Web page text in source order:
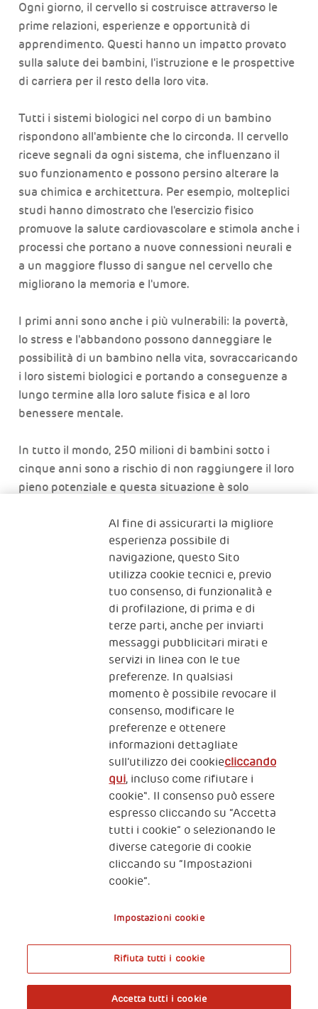
Ogni giorno, il cervello si costruisce attraverso le
prime relazioni, esperienze e opportunità di
apprendimento. Questi hanno un impatto provato
sulla salute dei bambini, l'istruzione e le prospettive
di carriera per il resto della loro vita.
Tutti i sistemi biologici nel corpo di un bambino
rispondono all'ambiente che lo circonda. Il cervello
riceve segnali da ogni sistema, che influenzano il
suo funzionamento e possono persino alterare la
sua chimica e architettura. Per esempio, molteplici
studi hanno dimostrato che l'esercizio fisico
promuove la salute cardiovascolare e stimola anche i
processi che portano a nuove connessioni neurali e
a un maggiore flusso di sangue nel cervello che
migliorano la memoria e l'umore.
I primi anni sono anche i più vulnerabili: la povertà,
lo stress e l'abbandono possono danneggiare le
possibilità di un bambino nella vita, sovraccaricando
i loro sistemi biologici e portando a conseguenze a
lungo termine alla loro salute fisica e al loro
benessere mentale.
In tutto il mondo, 250 milioni di bambini sotto i
cinque anni sono a rischio di non raggiungere il loro
pieno potenziale e questa situazione è solo
Ma anche quando si affrontano grandi avversità, la
migliore rete di sicurezza per i bambini piccoli è una
relazione nutriente con i loro genitori.
Ecco alcune risorse esterne per approfondire
https://developingchild.harvard.edu/resources/
the-brain-to-the-rest-of-the-body-early-childhood-
development-and-lifelong-health-are-deeply-
https://www.ncbi.nlm.nih.gov/pmc/articles/
Al fine di assicurarti la migliore
esperienza possibile di
navigazione, questo Sito
utilizza cookie tecnici e, previo
tuo consenso, di funzionalità e
di profilazione, di prima e di
terze parti, anche per inviarti
messaggi pubblicitari mirati e
servizi in linea con le tue
preferenze. In qualsiasi
momento è possibile revocare il
consenso, modificare le
preferenze e ottenere
informazioni dettagliate
sull’utilizzo dei cookiecliccando
qui, incluso come rifiutare i
cookie". Il consenso può essere
espresso cliccando su “Accetta
tutti i cookie” o selezionando le
diverse categorie di cookie
cliccando su “Impostazioni
cookie”.
Impostazioni cookie
Rifiuta tutti i cookie
Accetta tutti i cookie